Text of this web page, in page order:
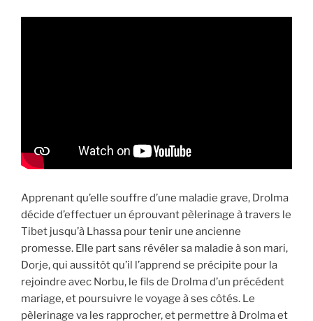
Apprenant qu’elle souffre d’une maladie grave, Drolma
décide d’effectuer un éprouvant pèlerinage à travers le
Tibet jusqu’à Lhassa pour tenir une ancienne
promesse. Elle part sans révéler sa maladie à son mari,
Dorje, qui aussitôt qu’il l’apprend se précipite pour la
rejoindre avec Norbu, le fils de Drolma d’un précédent
mariage, et poursuivre le voyage à ses côtés. Le
pèlerinage va les rapprocher, et permettre à Drolma et